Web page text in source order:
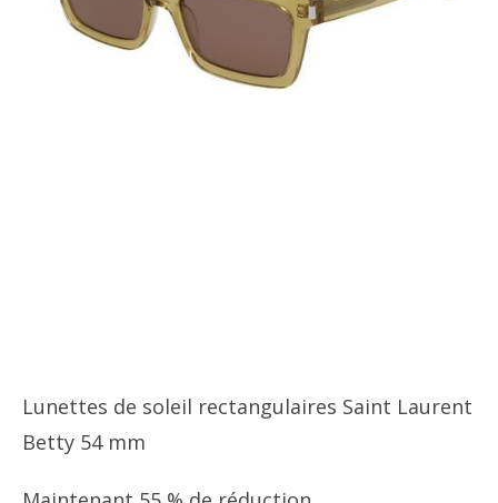
Lunettes de soleil rectangulaires Saint Laurent
Betty 54 mm